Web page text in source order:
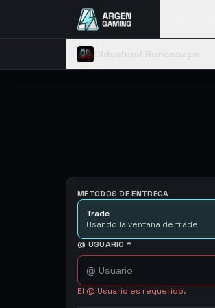
MÉTODOS DE ENTREGA
Trade
Usando la ventana de trade
@ USUARIO *
El @ Usuario es requerido.